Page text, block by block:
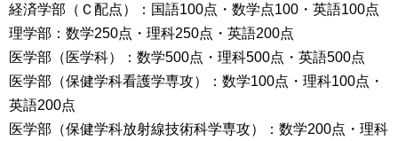
経済学部（Ｃ配点）：国語100点・数学点100・英語100点
理学部：数学250点・理科250点・英語200点
医学部（医学科）：数学500点・理科500点・英語500点
医学部（保健学科看護学専攻）：数学100点・理科100点・
英語200点
医学部（保健学科放射線技術科学専攻）：数学200点・理科